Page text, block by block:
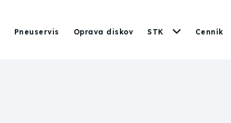
Pneuservis Oprava diskov STK Cenník